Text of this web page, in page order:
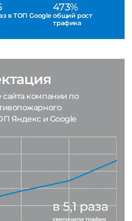
в ТОП Google
473%
общий рост
трафика
компании по
Яндекс и Google